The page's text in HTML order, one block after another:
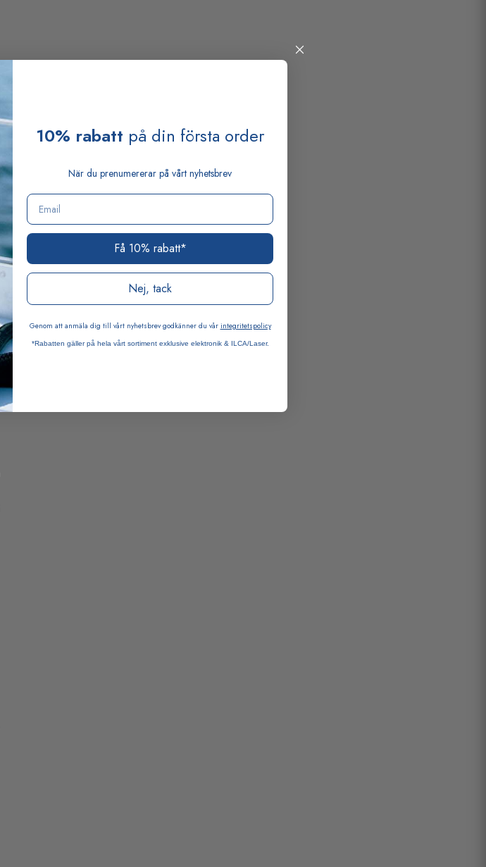
10% rabatt på din första order
När du prenumererar på vårt nyhetsbrev
Email
Få 10% rabatt*
Nej, tack
Genom att anmäla dig till vårt nyhetsbrev godkänner du vår integritetspolicy
*Rabatten gäller på hela vårt sortiment exklusive elektronik & ILCA/Laser.